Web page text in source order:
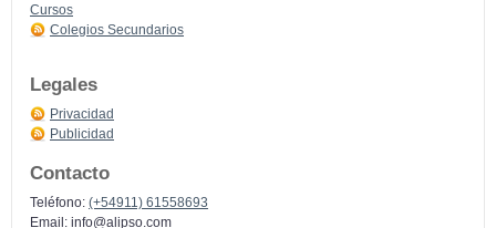
Cursos
Colegios Secundarios
Legales
Privacidad
Publicidad
Contacto
Teléfono: (+54911) 61558693
Email: info@alipso.com